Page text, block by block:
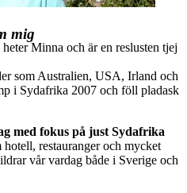
mig
Minna och är en reslusten tjej
som Australien, USA, Irland och
i Sydafrika 2007 och föll pladask
med fokus på just Sydafrika
restauranger och mycket
vår vardag både i Sverige och